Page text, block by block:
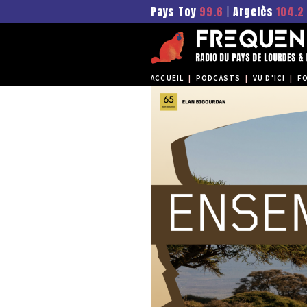
Pays Toy 99.6 | Argelès104.2
ACCUEIL | PODCASTS | VU D'ICI |